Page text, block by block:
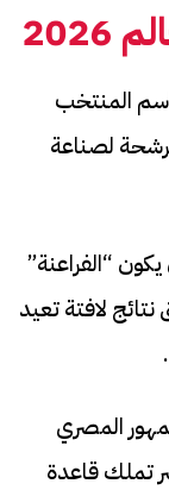
المنتخب
لصناعة
“الفراعنة”
لافتة تعيد
المصري
تملك قاعدة